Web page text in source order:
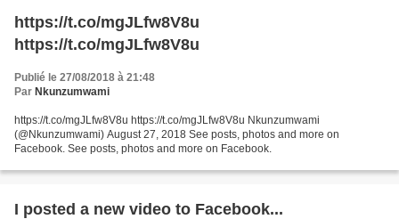
https://t.co/mgJLfw8V8u
https://t.co/mgJLfw8V8u
Publié le 27/08/2018 à 21:48
Par Nkunzumwami
https://t.co/mgJLfw8V8u https://t.co/mgJLfw8V8u Nkunzumwami
(@Nkunzumwami) August 27, 2018 See posts, photos and more on
Facebook. See posts, photos and more on Facebook.
I posted a new video to Facebook...